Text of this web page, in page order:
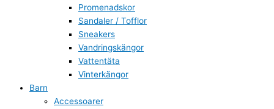
Promenadskor
Sandaler / Tofflor
Sneakers
Vandringskängor
Vattentäta
Vinterkängor
Barn
Accessoarer